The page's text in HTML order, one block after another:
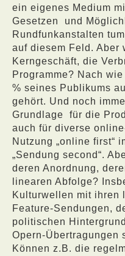
ein eigenes Medium
Gesetzen
und
Rundfunkanstalten
auf diesem Feld. Aber
Kerngeschäft, die
Programme? Nach
% seines Publikums
gehört. Und noch
Grundlage
für die
auch für diverse
Nutzung „online first“
„Sendung second“.
deren Anordnung,
linearen Abfolge?
Kulturwellen mit ihren
Feature-Sendungen,
politischen
Opern-Übertragungen
Können z.B. die